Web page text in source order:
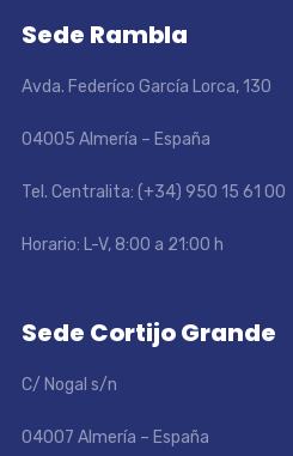
Sede Rambla
Avda. Federíco García Lorca, 130
04005 Almería – España
Tel. Centralita: (+34) 950 15 61 00
Horario: L-V, 8:00 a 21:00 h
Sede Cortijo Grande
C/ Nogal s/n
04007 Almería – España